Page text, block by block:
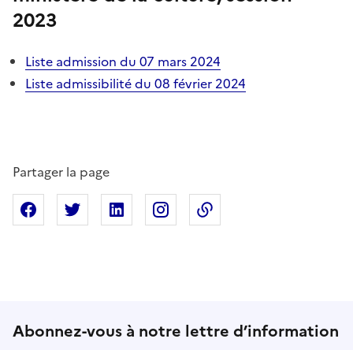
2023
Liste admission du 07 mars 2024
Liste admissibilité du 08 février 2024
Partager la page
Partager sur Facebook
Partager sur XPartager sur Linkedin
Partager sur Instagram
Abonnez-vous à notre lettre d’information